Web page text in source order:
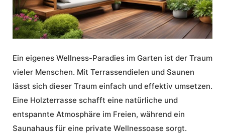
Ein eigenes Wellness-Paradies im Garten ist der Traum
vieler Menschen. Mit Terrassendielen und Saunen
lässt sich dieser Traum einfach und effektiv umsetzen.
Eine Holzterrasse schafft eine natürliche und
entspannte Atmosphäre im Freien, während ein
Saunahaus für eine private Wellnessoase sorgt.